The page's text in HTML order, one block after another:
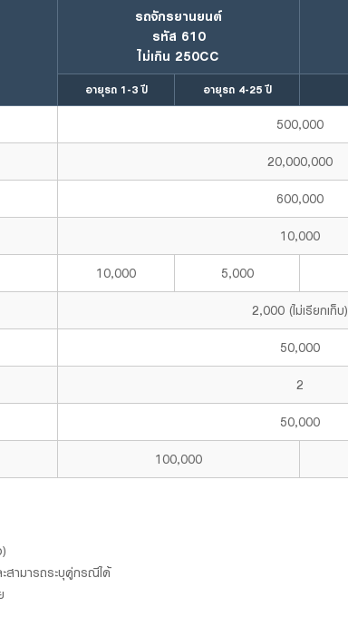
รถจักรยานยนต์
รหัส 610
ไม่เกิน 250CC
อายุรถ 1-3 ปี อายุรถ 4-25 ปี
500,000
20,000,000
600,000
10,000
10,000 5,000
2,000 (ไม่เรียกเก็บ)
50,000
2
50,000
100,000
สามารถระบุคู่กรณีได้